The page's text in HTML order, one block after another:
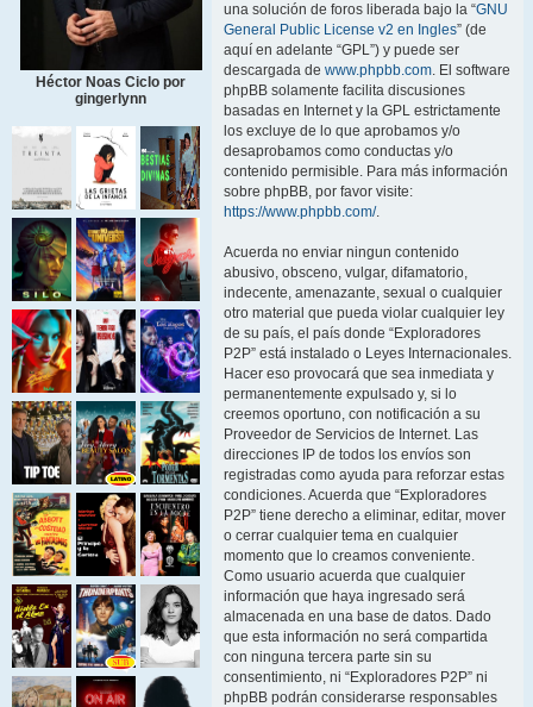
Héctor Noas Ciclo por
gingerlynn
una solución de foros liberada bajo la “GNU
General Public License v2 en Ingles” (de
aquí en adelante “GPL”) y puede ser
descargada de www.phpbb.com. El software
phpBB solamente facilita discusiones
basadas en Internet y la GPL estrictamente
los excluye de lo que aprobamos y/o
desaprobamos como conductas y/o
contenido permisible. Para más información
sobre phpBB, por favor visite:
https://www.phpbb.com/.
Acuerda no enviar ningun contenido
abusivo, obsceno, vulgar, difamatorio,
indecente, amenazante, sexual o cualquier
otro material que pueda violar cualquier ley
de su país, el país donde “Exploradores
P2P” está instalado o Leyes Internacionales.
Hacer eso provocará que sea inmediata y
permanentemente expulsado y, si lo
creemos oportuno, con notificación a su
Proveedor de Servicios de Internet. Las
direcciones IP de todos los envíos son
registradas como ayuda para reforzar estas
condiciones. Acuerda que “Exploradores
P2P” tiene derecho a eliminar, editar, mover
o cerrar cualquier tema en cualquier
momento que lo creamos conveniente.
Como usuario acuerda que cualquier
información que haya ingresado será
almacenada en una base de datos. Dado
que esta información no será compartida
con ninguna tercera parte sin su
consentimiento, ni “Exploradores P2P” ni
phpBB podrán considerarse responsables